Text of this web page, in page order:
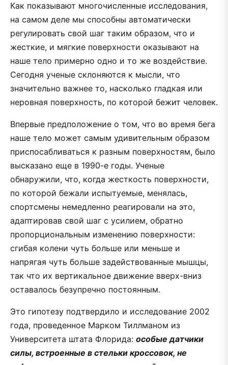
Как показывают многочисленные исследования,
на самом деле мы способны автоматически
регулировать свой шаг таким образом, что и
жесткие, и мягкие поверхности оказывают на
наше тело примерно одно и то же воздействие.
Сегодня ученые склоняются к мысли, что
значительно важнее то, насколько гладкая или
неровная поверхность, по которой бежит человек.
Впервые предположение о том, что во время бега
наше тело может самым удивительным образом
приспосабливаться к разным поверхностям, было
высказано еще в 1990-е годы. Ученые
обнаружили, что, когда жесткость поверхности,
по которой бежали испытуемые, менялась,
спортсмены немедленно реагировали на это,
адаптировав свой шаг с усилием, обратно
пропорциональным изменению поверхности:
сгибая колени чуть больше или меньше и
напрягая чуть больше задействованные мышцы,
так что их вертикальное движение вверх-вниз
оставалось безупречно постоянным.
Это гипотезу подтвердило и исследование 2002
года, проведенное Марком Тиллманом из
Университета штата Флорида: особые датчики
силы, встроенные в стельки кроссовок, не